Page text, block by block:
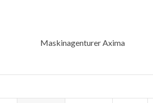
Maskinagenturer Axima